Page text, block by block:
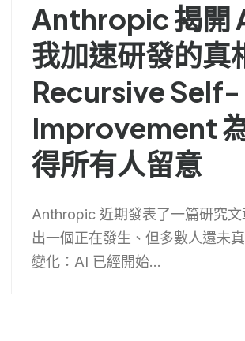
Anthropic 揭開
我加速研發的真
Recursive Self-
Improvement
得所有人留意
Anthropic 近期發表了一篇研究
出一個正在發生、但多數人還未
變化：AI 已經開始...